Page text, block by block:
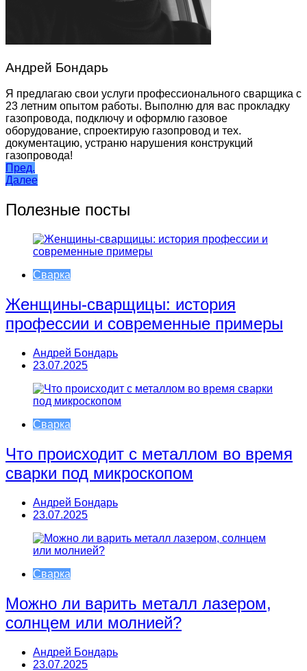
Андрей Бондарь
Я предлагаю свои услуги профессионального сварщика с
23 летним опытом работы. Выполню для вас прокладку
газопровода, подключу и оформлю газовое
оборудование, спроектирую газопровод и тех.
документацию, устраню нарушения конструкций
газопровода!
Навигация
по
записям
Пред.
Далее
Полезные посты
Сварка
Женщины-сварщицы: история
профессии и современные примеры
Андрей Бондарь
23.07.2025
Сварка
Что происходит с металлом во время
сварки под микроскопом
Андрей Бондарь
23.07.2025
Сварка
Можно ли варить металл лазером,
солнцем или молнией?
Андрей Бондарь
23.07.2025